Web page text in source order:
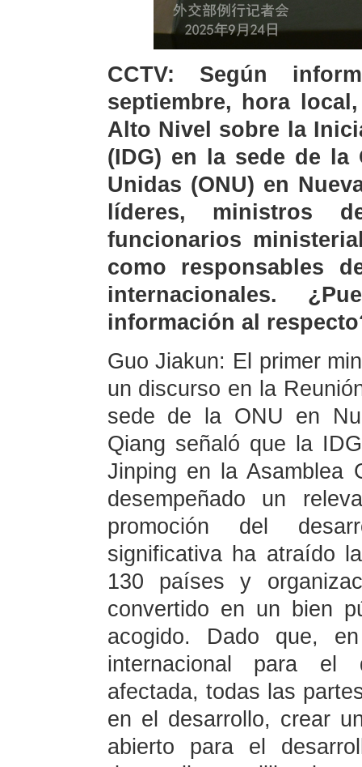
CCTV: Según
septiembre, hora
Alto Nivel sobre la
(IDG) en la sede de la
Unidas (ONU) en
líderes, ministros
funcionarios
como responsables
internacionales.
información al
Guo Jiakun: El primer
un discurso en la
sede de la ONU en
Qiang señaló que la
Jinping en la Asamblea
desempeñado un
promoción del
significativa ha atraído
130 países y
convertido en un bien
acogido. Dado que,
internacional para el
afectada, todas las
en el desarrollo, crear
abierto para el